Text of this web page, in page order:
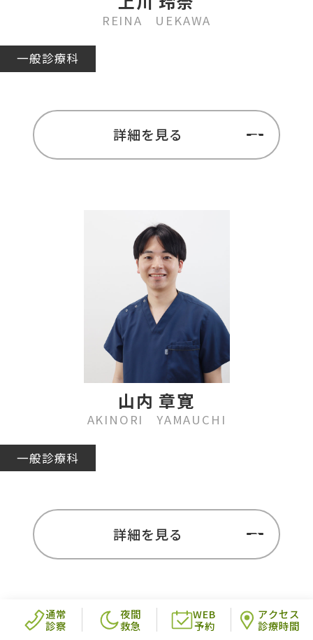
REINA UEKAWA
一般診療科
詳細を見る
山内 章寛
AKINORI YAMAUCHI
一般診療科
詳細を見る
通常
診察
夜間
救急
WEB
予約
アクセス
診療時間